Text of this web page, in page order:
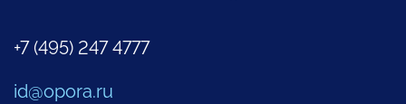
+7 (495) 247 4777
id@opora.ru